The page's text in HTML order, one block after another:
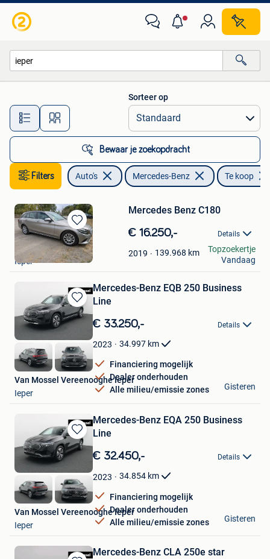
Alle afstanden…
Sorteer op
Bewaar je zoekopdracht
Filters Auto's Mercedes-Benz Te koop
Bewaren
in
Mijn
Favorieten
Mercedes Benz C180
€ 16.250,- Details
2019 139.968 km
frederik legrand
Ieper
Topzoekertje
Vandaag
Bewaren
in
Mijn
Favorieten
Mercedes-Benz EQB 250 Business
Line
€ 33.250,- Details
2023 34.997 km
Financiering mogelijk
Dealer onderhouden
Alle milieu/emissie zones
Van Mossel Vereenooghe Ieper
Ieper
Gisteren
Bewaren
in
Mijn
Favorieten
Mercedes-Benz EQA 250 Business
Line
€ 32.450,- Details
2023 34.854 km
Financiering mogelijk
Dealer onderhouden
Alle milieu/emissie zones
Van Mossel Vereenooghe Ieper
Ieper
Gisteren
Mercedes-Benz CLA 250e star